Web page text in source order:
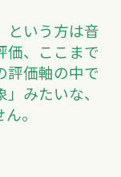
という方は音
価、ここまで
評価軸の中で
みたいな、
。